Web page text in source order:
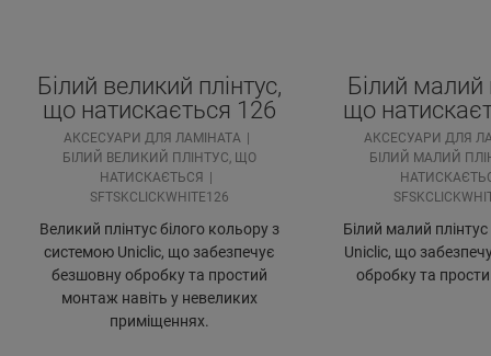
Білий великий плінтус,
що натискається 126
АКСЕСУАРИ ДЛЯ ЛАМІНАТА
БІЛИЙ ВЕЛИКИЙ ПЛІНТУС, ЩО
НАТИСКАЄТЬСЯ
SFTSKCLICKWHITE126
Великий плінтус білого кольору з
системою Uniclic, що забезпечує
безшовну обробку та простий
монтаж навіть у невеликих
приміщеннях.
Білий малий
що
АКСЕСУАРИ ДЛЯ
БІЛИЙ МАЛИЙ
Білий малий
Uniclic, що
обробку та